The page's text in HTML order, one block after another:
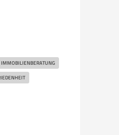
IMMOBILIENBERATUNG